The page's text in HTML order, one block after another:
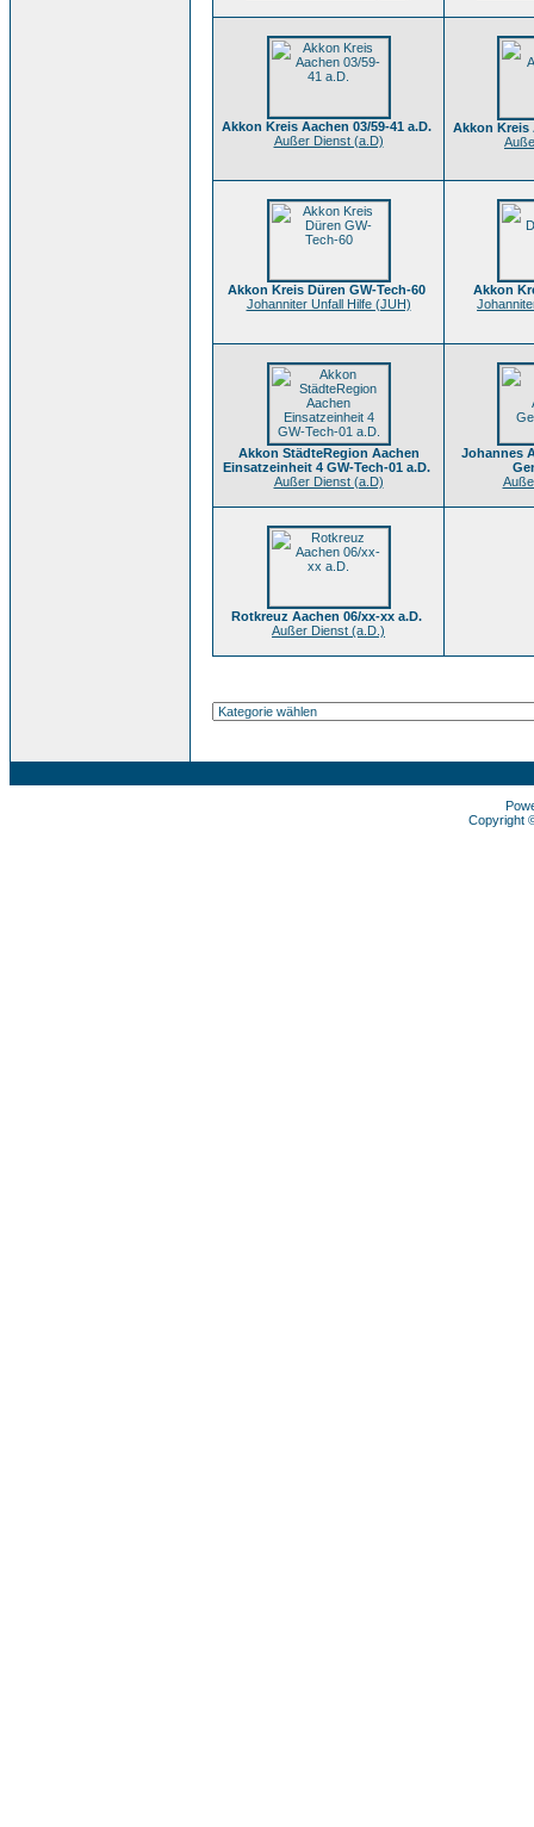
Akkon Kreis Aachen 03/59-41 a.D.
Außer Dienst (a.D)
Akkon Kreis
Akkon Kreis Düren GW-Tech-60
Johanniter Unfall Hilfe (JUH)
Akkon
Akkon StädteRegion Aachen
Einsatzeinheit 4 GW-Tech-01 a.D.
Außer Dienst (a.D)
Johannes
Rotkreuz Aachen 06/xx-xx a.D.
Außer Dienst (a.D.)
Copyright